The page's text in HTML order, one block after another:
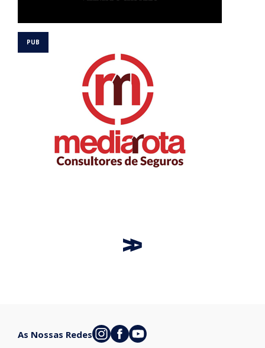
As Nossas Redes